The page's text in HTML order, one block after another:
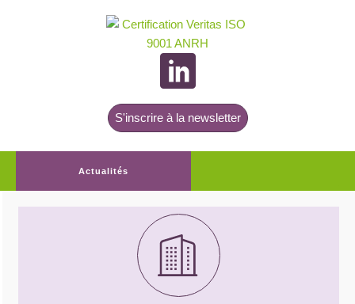
S'inscrire à la newsletter
Actualités